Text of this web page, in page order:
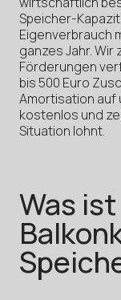
Speicher-
Eigenverbrauch
ganzes Jahr. Wir
Förderungen
bis 500 Euro
Amortisation auf
kostenlos und
Situation lohnt.
Was